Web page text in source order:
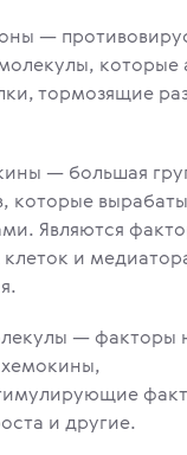
—
которые
тормозящие
— большая
которые
Являются
и
— факторы
и другие.